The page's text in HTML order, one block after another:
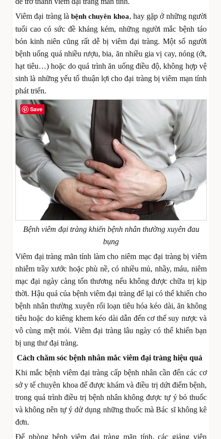
Viêm đại tràng làbệnh chuyên khoa, hay gặp ở những người
tuổi cao có sức đề kháng kém, những người mắc bệnh táo
bón kinh niên cũng rất dễ bị viêm đại tràng. Một số người
bệnh uống quá nhiều rượu, bia, ăn nhiều gia vị cay, nóng (ớt,
hạt tiêu…) hoặc do quá trình ăn uống điều độ, không hợp vệ
sinh là những yếu tố thuận lợi cho đại tràng bị viêm mạn tính
phát triển.
Bệnh viêm đại tràng khiến bệnh nhân thường xuyên đau
bụng
Viêm đại tràng mãn tính làm cho niêm mạc đại tràng bị viêm
nhiễm trầy xước hoặc phù nề, có nhiều mủ, nhầy, máu, niêm
mạc đại ngày càng tổn thương nếu không được chữa trị kịp
thời. Hậu quả của bệnh viêm đại tràng để lại có thể khiến cho
bệnh nhân thường xuyên rối loạn tiêu hóa kéo dài, ăn không
tiêu hoặc do kiêng khem kéo dài dẫn đến cơ thể suy nược và
vô cùng mệt mỏi. Viêm đại tràng lâu ngày có thể khiến bạn
bị ung thư đại tràng.
Cách chăm sóc bệnh nhân mắc viêm đại tràng hiệu quả
Khi mắc bệnh viêm đại tràng cấp bệnh nhân cần đến các cơ
sở y tế chuyên khoa để được khám và điều trị dứt điểm bệnh,
trong quá trình điều trị bệnh nhân không được tự ý bỏ thuốc
và không nên tự ý dử dụng những thuốc mà Bác sĩ không kê
đơn.
Để phòng bệnh viêm đại tràng mãn tính, các giảng viên
Save